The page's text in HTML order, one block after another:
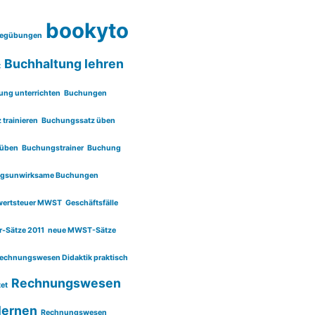
bookyto
Buchhaltung lehren
unterrichten Buchungen
trainieren Buchungssatz üben
Buchungstrainer Buchung
Buchungen
MWST Geschäftsfälle
Sätze 2011 neue MWST-Sätze
Didaktik praktisch
Rechnungswesen
Rechnungswesen